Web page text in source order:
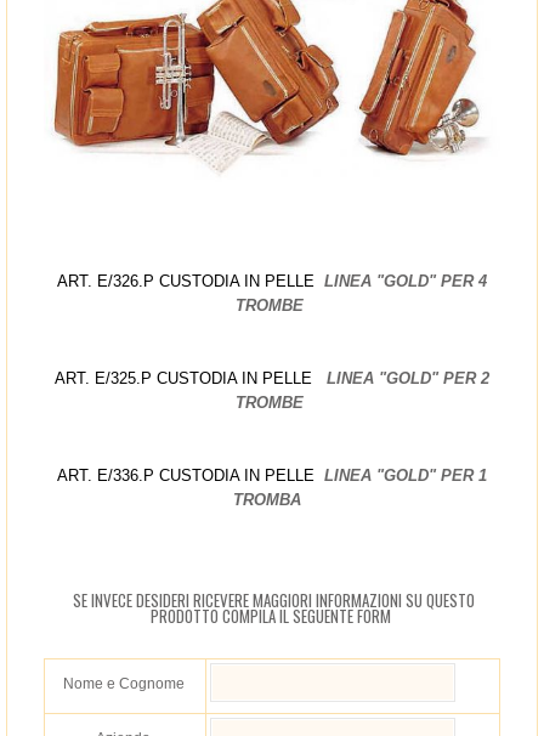
ART. E/326.P CUSTODIA IN PELLE LINEA "GOLD" PER 4
TROMBE
ART. E/325.P CUSTODIA IN PELLE
LINEA "GOLD" PER 2
TROMBE
ART. E/336.P CUSTODIA IN PELLE LINEA "GOLD" PER 1
TROMBA
SE INVECE DESIDERI RICEVERE MAGGIORI INFORMAZIONI SU QUESTO
PRODOTTO COMPILA IL SEGUENTE FORM
Nome e Cognome